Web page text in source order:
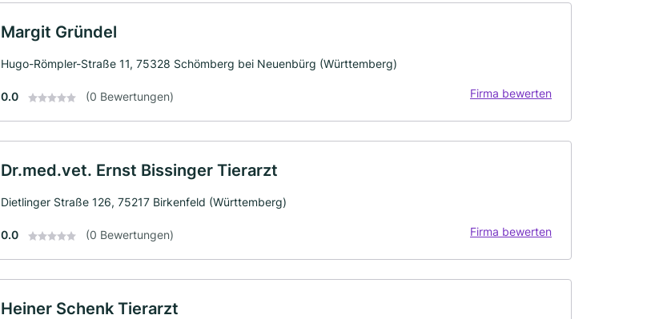
Margit Gründel
Hugo-Römpler-Straße 11, 75328 Schömberg bei Neuenbürg (Württemberg)
0.0 (0 Bewertungen) Firma bewerten
Dr.med.vet. Ernst Bissinger Tierarzt
Dietlinger Straße 126, 75217 Birkenfeld (Württemberg)
0.0 (0 Bewertungen) Firma bewerten
Heiner Schenk Tierarzt